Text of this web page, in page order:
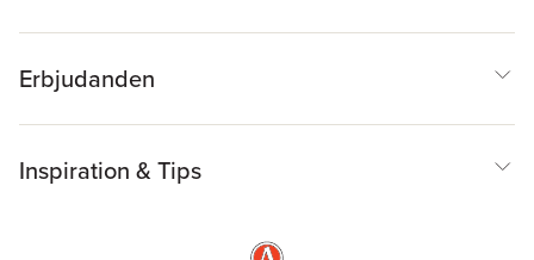
Erbjudanden
Inspiration & Tips